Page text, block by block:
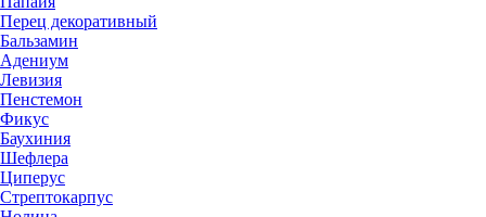
Перец декоративный
Бальзамин
Адениум
Левизия
Пенстемон
Фикус
Баухиния
Шефлера
Циперус
Стрептокарпус